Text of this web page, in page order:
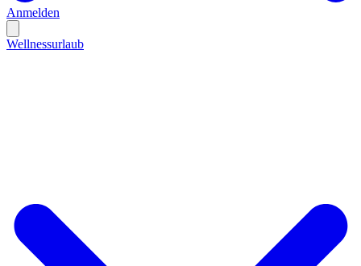
Anmelden
Wellnessurlaub